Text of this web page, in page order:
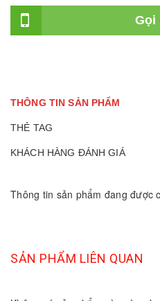
Gọi
THÔNG TIN SẢN PHẨM
THẺ TAG
KHÁCH HÀNG ĐÁNH GIÁ
Thông tin sản phẩm đang được
SẢN PHẨM LIÊN QUAN